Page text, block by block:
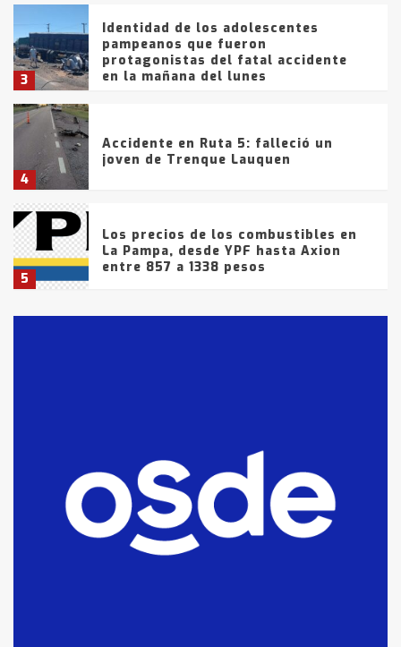
3
Identidad de los adolescentes
pampeanos que fueron
protagonistas del fatal accidente
en la mañana del lunes
4
Accidente en Ruta 5: falleció un
joven de Trenque Lauquen
5
Los precios de los combustibles en
La Pampa, desde YPF hasta Axion
entre 857 a 1338 pesos
fueron detenidos por
comercialización de drogas en la
tarde del sábado
T.Lauquen: se vendió el edificio de
lo que fue la planta Industrial del